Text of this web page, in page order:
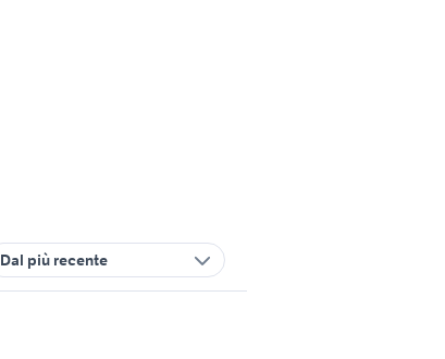
Dal più recente